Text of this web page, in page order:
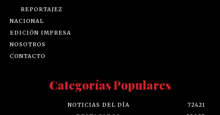
REPORTAJEZ
NACIONAL
EDICIÓN IMPRESA
NOSOTROS
CONTACTO
Categorías Populares
NOTICIAS DEL DÍA
72421